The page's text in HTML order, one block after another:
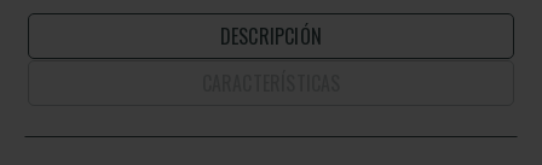
DESCRIPCIÓN